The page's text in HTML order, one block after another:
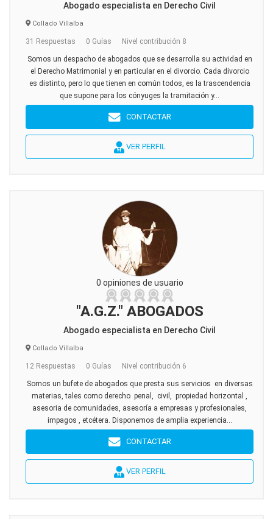
Abogado especialista en Derecho Civil
Collado Villalba
31 Respuestas 0 Guías Nivel contribución 8
Somos un despacho de abogados que se desarrolla su actividad en
el Derecho Matrimonial y en particular en el divorcio. Cada divorcio
es distinto, pero lo que tienen en común todos, es la trascendencia
que supone para los cónyuges la tramitación y...
CONTACTAR
VER PERFIL
0 opiniones de usuario
"A.G.Z." ABOGADOS
Abogado especialista en Derecho Civil
Collado Villalba
12 Respuestas 0 Guías Nivel contribución 6
Somos un bufete de abogados que presta sus servicios en diversas
materias, tales como derecho penal, civil, propiedad horizontal ,
asesoria de comunidades, asesoría a empresas y profesionales,
impagos , etcétera. Disponemos de amplia experiencia...
CONTACTAR
VER PERFIL